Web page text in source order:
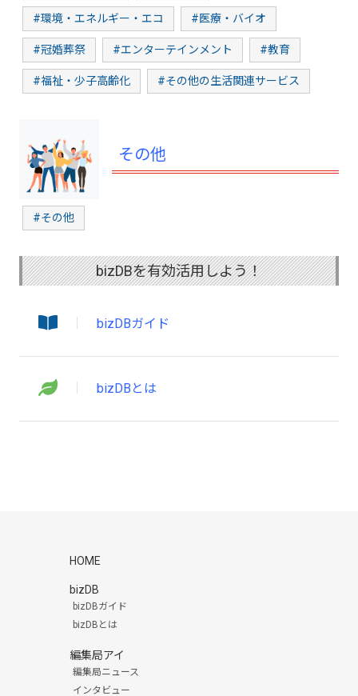
#環境・エネルギー・エコ #医療・バイオ
#冠婚葬祭 #エンターテインメント #教育
#福祉・少子高齢化 #その他の生活関連サービス
その他
#その他
bizDBを有効活用しよう！
bizDBガイド
bizDBとは
HOME
bizDB
bizDBガイド
bizDBとは
編集局アイ
編集局ニュース
インタビュー